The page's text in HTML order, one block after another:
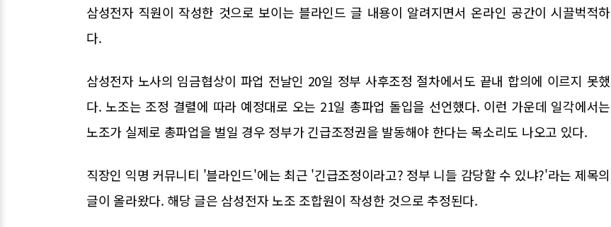
삼성전자 직원이 작성한 것으로 보이는 블라인드 글 내용이 알려지면서 온라인 공간이 시끌벅적하
다.
삼성전자 노사의 임금협상이 파업 전날인 20일 정부 사후조정 절차에서도 끝내 합의에 이르지 못했
다. 노조는 조정 결렬에 따라 예정대로 오는 21일 총파업 돌입을 선언했다. 이런 가운데 일각에서는
노조가 실제로 총파업을 벌일 경우 정부가 긴급조정권을 발동해야 한다는 목소리도 나오고 있다.
직장인 익명 커뮤니티 '블라인드'에는 최근 '긴급조정이라고? 정부 니들 감당할 수 있냐?'라는 제목의
글이 올라왔다. 해당 글은 삼성전자 노조 조합원이 작성한 것으로 추정된다.